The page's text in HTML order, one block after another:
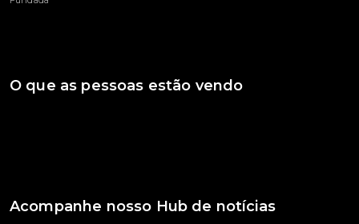
O que as pessoas estão vendo
Acompanhe nosso Hub de notícias